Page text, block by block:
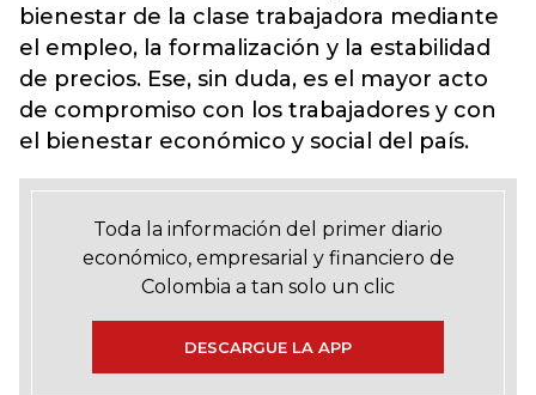
bienestar de la clase trabajadora mediante
el empleo, la formalización y la estabilidad
de precios. Ese, sin duda, es el mayor acto
de compromiso con los trabajadores y con
el bienestar económico y social del país.
Toda la información del primer diario
económico, empresarial y financiero de
Colombia a tan solo un clic
DESCARGUE LA APP